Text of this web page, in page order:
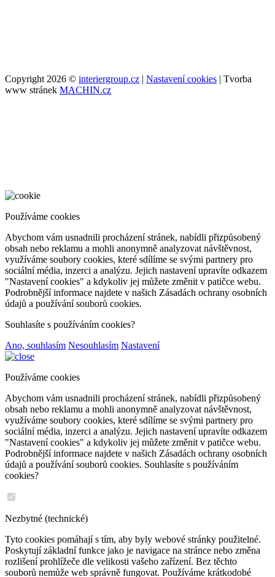
Copyright 2026 © interiergroup.cz | Nastavení cookies | Tvorba
www stránek MACHIN.cz
Používáme cookies
Abychom vám usnadnili procházení stránek, nabídli přizpůsobený
obsah nebo reklamu a mohli anonymně analyzovat návštěvnost,
využíváme soubory cookies, které sdílíme se svými partnery pro
sociální média, inzerci a analýzu. Jejich nastavení upravíte odkazem
"Nastavení cookies" a kdykoliv jej můžete změnit v patičce webu.
Podrobnější informace najdete v našich Zásadách ochrany osobních
údajů a používání souborů cookies.
Souhlasíte s používáním cookies?
Ano, souhlasím Nesouhlasím Nastavení
Používáme cookies
Abychom vám usnadnili procházení stránek, nabídli přizpůsobený
obsah nebo reklamu a mohli anonymně analyzovat návštěvnost,
využíváme soubory cookies, které sdílíme se svými partnery pro
sociální média, inzerci a analýzu. Jejich nastavení upravíte odkazem
"Nastavení cookies" a kdykoliv jej můžete změnit v patičce webu.
Podrobnější informace najdete v našich Zásadách ochrany osobních
údajů a používání souborů cookies. Souhlasíte s používáním
cookies?
Nezbytné (technické)
Tyto cookies pomáhají s tím, aby byly webové stránky použitelné.
Poskytují základní funkce jako je navigace na stránce nebo změna
rozlišení prohlížeče dle velikosti vašeho zařízení. Bez těchto
souborů nemůže web správně fungovat. Používáme krátkodobé